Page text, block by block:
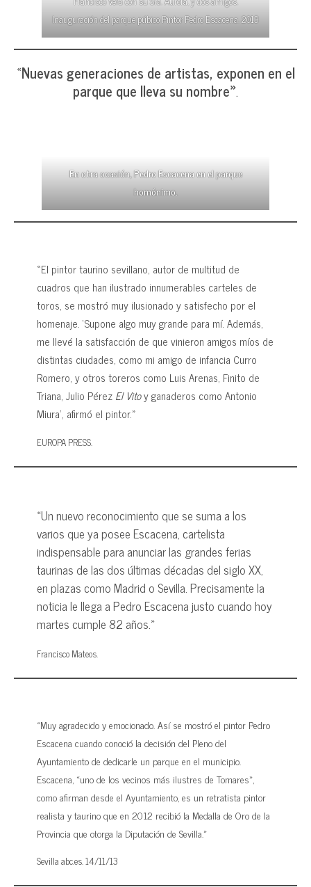
Inauguración del parque púbico Pintor Pedro Escacena. 2013
«Nuevas generaciones de artistas, exponen en el
parque que lleva su nombre».
En otra ocasión,Pedro Escacena en el parque
homónimo.
«El pintor taurino sevillano, autor de multitud de
cuadros que han ilustrado innumerables carteles de
toros, se mostró muy ilusionado y satisfecho por el
homenaje. ‘Supone algo muy grande para mí. Además,
me llevé la satisfacción de que vinieron amigos míos de
distintas ciudades, como mi amigo de infancia Curro
Romero, y otros toreros como Luis Arenas, Finito de
Triana, Julio Pérez El Vitoy ganaderos como Antonio
Miura’, afirmó el pintor.»
EUROPA PRESS.
«Un nuevo reconocimiento que se suma a los
varios que ya posee Escacena, cartelista
indispensable para anunciar las grandes ferias
taurinas de las dos últimas décadas del siglo XX,
en plazas como Madrid o Sevilla. Precisamente la
noticia le llega a Pedro Escacena justo cuando hoy
martes cumple 82 años.»
Francisco Mateos.
«Muy agradecido y emocionado. Así se mostró el pintor Pedro
Escacena cuando conoció la decisión del Pleno del
Ayuntamiento de dedicarle un parque en el municipio.
Escacena, «uno de los vecinos más ilustres de Tomares»,
como afirman desde el Ayuntamiento, es un retratista pintor
realista y taurino que en 2012 recibió la Medalla de Oro de la
Provincia que otorga la Diputación de Sevilla.»
Sevilla abc.es. 14/11/13